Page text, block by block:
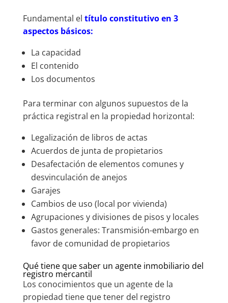
Fundamental el título constitutivo en 3
aspectos básicos:
La capacidad
El contenido
Los documentos
Para terminar con algunos supuestos de la
práctica registral en la propiedad horizontal:
Legalización de libros de actas
Acuerdos de junta de propietarios
Desafectación de elementos comunes y
desvinculación de anejos
Garajes
Cambios de uso (local por vivienda)
Agrupaciones y divisiones de pisos y locales
Gastos generales: Transmisión-embargo en
favor de comunidad de propietarios
Qué tiene que saber un agente inmobiliario del
registro mercantil
Los conocimientos que un agente de la
propiedad tiene que tener del registro